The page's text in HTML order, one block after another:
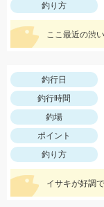
釣り方
釣行日
釣行時間
釣場
ポイント
釣り方